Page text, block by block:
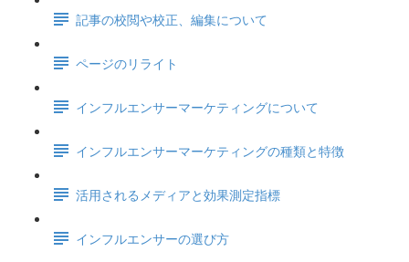
記事の校閲や校正、編集について
ページのリライト
インフルエンサーマーケティングについて
インフルエンサーマーケティングの種類と特徴
活用されるメディアと効果測定指標
インフルエンサーの選び方